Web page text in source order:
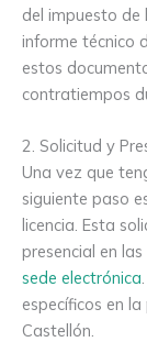
del impuesto de
informe técnico
estos
contratiempos
2. Solicitud y
Una vez que
siguiente paso
licencia. Esta
presencial en
sede electrónica
específicos en
Castellón.